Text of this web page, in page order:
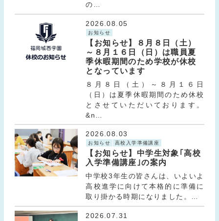
の…
2026.08.05
お知らせ
【お知らせ】８月８日（土）
～８月１６日（日）は職員夏
季休暇期間のため学校が休校
となっています
８月８日（土）～８月１６日
（日）は夏季休暇期間のため休校
とさせていただいております。
&n…
2026.08.03
お知らせ 高校入学準備講座
【お知らせ】中学生対象｢高校
入学準備講座｣の案内
中学校3年生の皆さんは、いよいよ
高校進学に向けて本格的に準備に
取り掛かる時期になりました。…
2026.07.31